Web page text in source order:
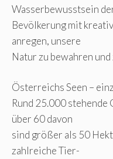
Wasserbewusstsein
Bevölkerung mit
anregen, unsere
Natur zu bewahren und
Österreichs Seen –
Rund 25.000
über 60 davon
sind größer als 50
zahlreiche Tier-